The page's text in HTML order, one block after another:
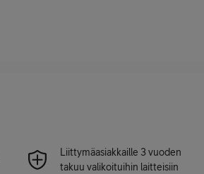
Liittymäasiakkaille 3 vuoden
takuu valikoituihin laitteisiin